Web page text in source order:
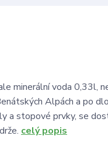
minerální voda 0,33l,
Alpách a po
a stopové prvky, se
celý popis